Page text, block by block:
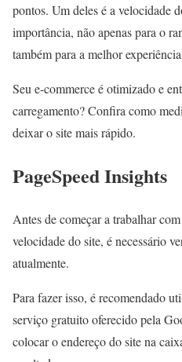
pontos. Um deles é a velocidade
importância, não apenas para o
também para a melhor
Seu e-commerce é otimizado e
carregamento? Confira como
deixar o site mais rápido.
PageSpeed Insights
Antes de começar a trabalhar
velocidade do site, é necessário
atualmente.
Para fazer isso, é recomendado
serviço gratuito oferecido pela
colocar o endereço do site na